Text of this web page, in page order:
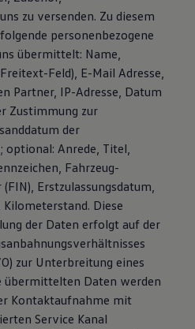
zu versenden. Zu diesem
personenbezogene
übermittelt: Name,
Feld), E-Mail Adresse,
Partner, IP-Adresse, Datum
Zustimmung zur
der
optional: Anrede, Titel,
Fahrzeug-
Erstzulassungsdatum,
Diese
der Daten erfolgt auf der
zur Unterbreitung eines
übermittelten Daten werden
Kontaktaufnahme mit
Service Kanal